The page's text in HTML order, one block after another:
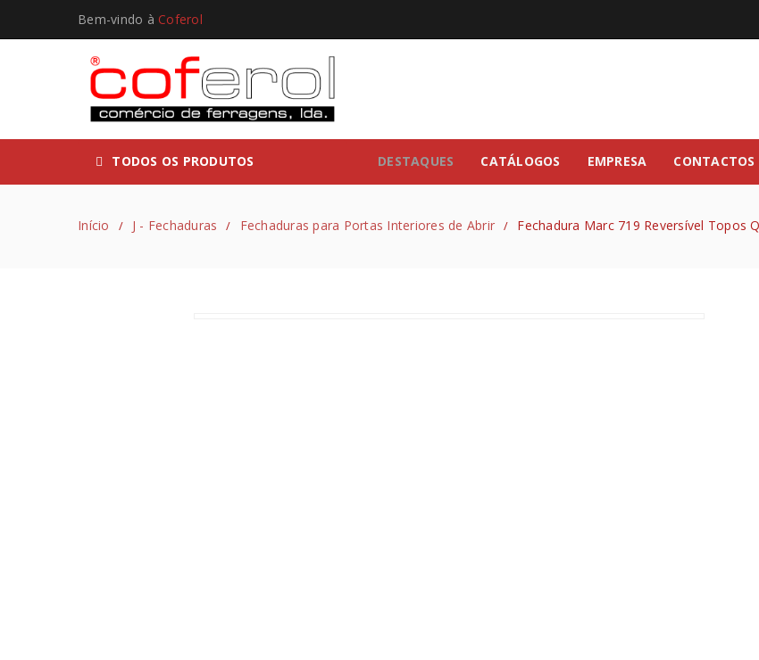
REGISTAR NOVA
Bem-vindo à Coferol
TODOS OS PRODUTOS DESTAQUES CATÁLOGOS EMPRESA CONTACTOS
Início / J - Fechaduras / Fechaduras para Portas Interiores de Abrir / Fechadura Marc 719 Reversível Topos